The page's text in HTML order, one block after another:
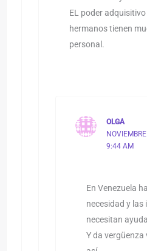
EL poder
hermanos tienen
personal.
OLGA
9:44 AM
En Venezuela
necesidad y las
necesitan
Y da vergüenza